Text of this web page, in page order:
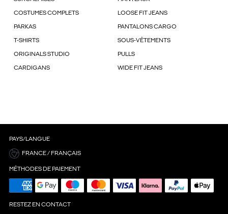
COSTUMES COMPLETS LOOSE FIT JEANS
PARKAS PANTALONS CARGO
T-SHIRTS SOUS-VÊTEMENTS
ORIGINALS STUDIO PULLS
CARDIGANS WIDE FIT JEANS
PAYS/LANGUE
FRANCE / FRANÇAIS
MÉTHODES DE PAIEMENT
RESTEZ EN CONTACT